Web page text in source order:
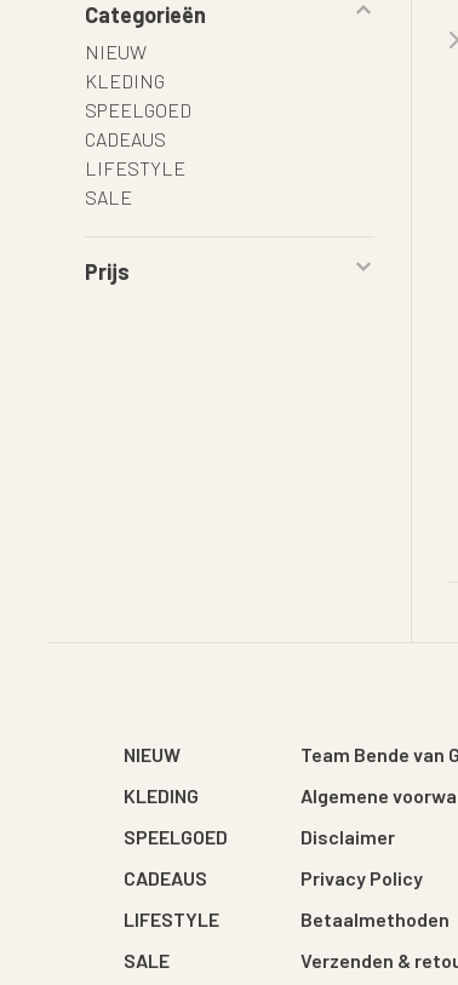
Categorieën
NIEUW
KLEDING
SPEELGOED
CADEAUS
LIFESTYLE
SALE
Prijs
NIEUW
KLEDING
SPEELGOED
CADEAUS
LIFESTYLE
SALE
Team Bende van
Algemene
Disclaimer
Privacy Policy
Betaalmethoden
Verzenden &